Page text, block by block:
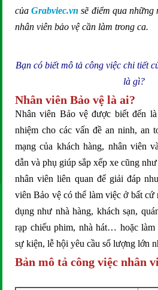
củaGrabviec.vn sẽ điểm qua những
nhân viên bảo vệcần làm trong ca.
Bạn có biết mô tả công việc chi tiết
là gì?
Nhân viên Bảo vệ là ai?
Nhân viên Bảo vệ được biết đến
nhiệm cho các vấn đề an ninh, an
mạng của khách hàng, nhân viên
dẫn và phụ giúp sắp xếp xe cũng
nhân viên liên quan để giải đáp
viên Bảo vệ có thể làm việc ở bất cứ
dụng như nhà hàng, khách sạn,
rạp chiếu phim, nhà hát… hoặc
sự kiện, lễ hội yêu cầu số lượng lớn
Bản mô tả công việc nhân